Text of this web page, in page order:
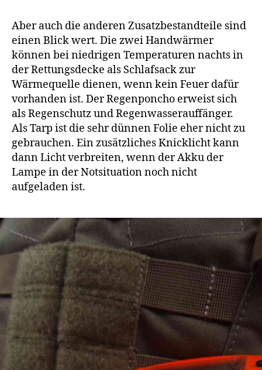
Aber auch die anderen Zusatzbestandteile sind
einen Blick wert. Die zwei Handwärmer
können bei niedrigen Temperaturen nachts in
der Rettungsdecke als Schlafsack zur
Wärmequelle dienen, wenn kein Feuer dafür
vorhanden ist. Der Regenponcho erweist sich
als Regenschutz und Regenwasserauffänger.
Als Tarp ist die sehr dünnen Folie eher nicht zu
gebrauchen. Ein zusätzliches Knicklicht kann
dann Licht verbreiten, wenn der Akku der
Lampe in der Notsituation noch nicht
aufgeladen ist.